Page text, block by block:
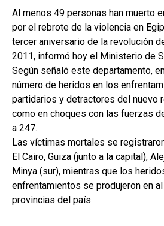
Al menos 49 personas han muerto
por el rebrote de la violencia en
tercer aniversario de la revolución
2011, informó hoy el Ministerio de
Según señaló este departamento,
número de heridos en los
partidarios y detractores del nuevo
como en choques con las fuerzas
a 247.
Las víctimas mortales se
El Cairo, Guiza (junto a la capital),
Minya (sur), mientras que los
enfrentamientos se produjeron en
provincias del país